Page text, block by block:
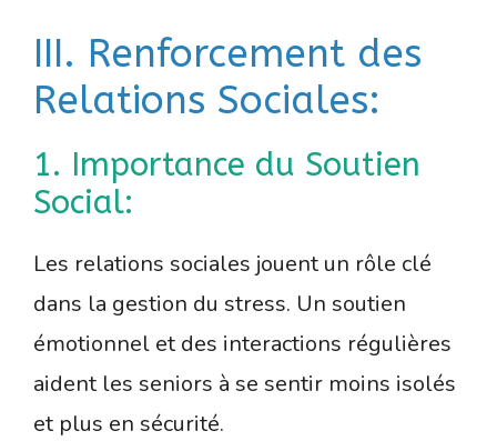
III. Renforcement des
Relations Sociales:
1. Importance du Soutien
Social:
Les relations sociales jouent un rôle clé
dans la gestion du stress. Un soutien
émotionnel et des interactions régulières
aident les seniors à se sentir moins isolés
et plus en sécurité.